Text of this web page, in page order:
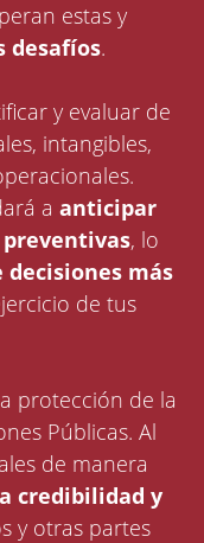
estas y
desafíos.
y evaluar de
intangibles,
aanticipar
, lo
decisiones más
de tus
protección de la
Públicas. Al
de manera
credibilidad y
y otras partes